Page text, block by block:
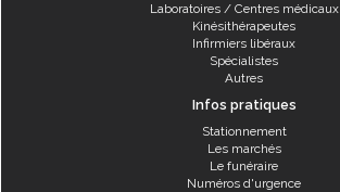
Laboratoires / Centres médicaux
Kinésithérapeutes
Infirmiers libéraux
Spécialistes
Autres
Infos pratiques
Stationnement
Les marchés
Le funéraire
Numéros d'urgence